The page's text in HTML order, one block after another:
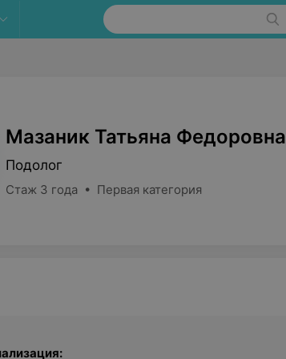
Мазаник Татьяна Федоровна
Подолог
Стаж 3 года • Первая категория